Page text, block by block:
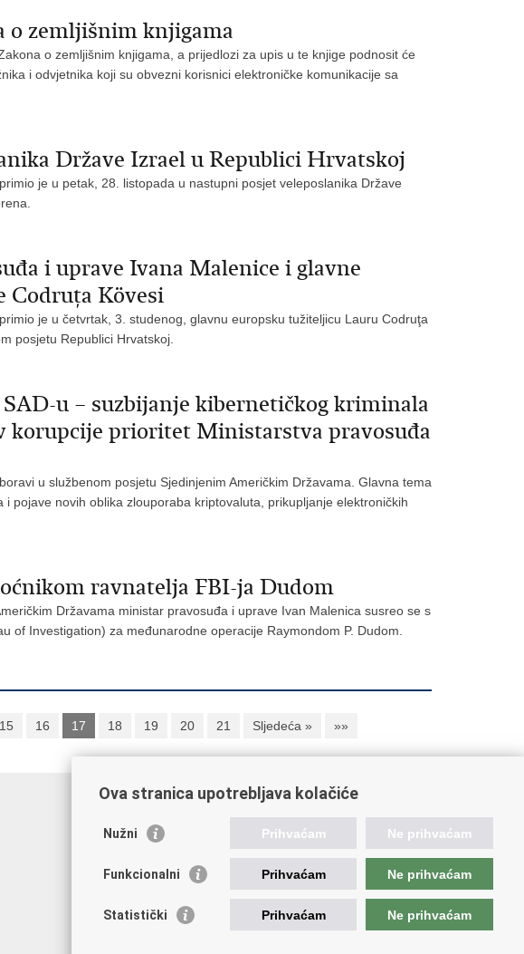
o zemljišnim knjigama
o zemljišnim knjigama, a prijedlozi za upis u te knjige podnosit će
i odvjetnika koji su obvezni korisnici elektroničke komunikacije sa
Države Izrael u Republici Hrvatskoj
je u petak, 28. listopada u nastupni posjet veleposlanika Države
i uprave Ivana Malenice i glavne
Codruţa Kövesi
je u četvrtak, 3. studenog, glavnu europsku tužiteljicu Lauru Codruţa
posjetu Republici Hrvatskoj.
u – suzbijanje kibernetičkog kriminala
korupcije prioritet Ministarstva pravosuđa
u službenom posjetu Sjedinjenim Američkim Državama. Glavna tema
pojave novih oblika zlouporaba kriptovaluta, prikupljanje elektroničkih
ravnatelja FBI-ja Dudom
Državama ministar pravosuđa i uprave Ivan Malenica susreo se s
of Investigation) za međunarodne operacije Raymondom P. Dudom.
15 16 17 18 19 20 21 Sljedeća » »»
Poveznice pravosudnog sustava
Portal sudova
Državno odvjetništvo
Ured za suzbijanje korupcije i organiziranog kriminaliteta
Državnoodvjetničko vijeće
Ova stranica upotrebljava kolačiće
Nužni Prihvaćam Ne prihvaćam
Funkcionalni Prihvaćam Ne prihvaćam
Statistički Prihvaćam Ne prihvaćam